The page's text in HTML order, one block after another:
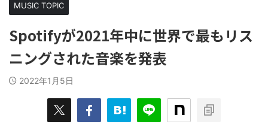
MUSIC TOPIC
Spotifyが2021年中に世界で最もリス
ニングされた音楽を発表
2022年1月5日